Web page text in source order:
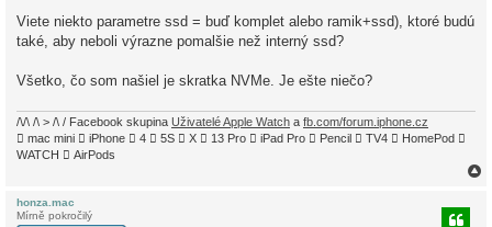
e
Viete niekto parametre ssd = buď komplet alebo ramik+ssd), ktoré budú
také, aby neboli výrazne pomalšie než interný ssd?
Všetko, čo som našiel je skratka NVMe. Je ešte niečo?
/\/\ /\ > /\ / Facebook skupina Uživatelé Apple Watch a fb.com/forum.iphone.cz
 mac mini  iPhone  4  5S  X  13 Pro  iPad Pro  Pencil  TV4  HomePod 
WATCH  AirPods
honza.mac
Mírně pokročilý